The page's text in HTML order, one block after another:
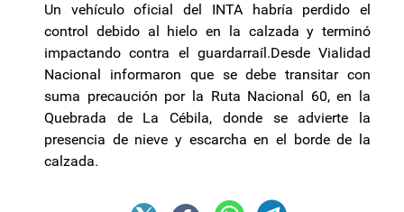
Un vehículo oficial del INTA habría perdido el
control debido al hielo en la calzada y terminó
impactando contra el guardarraíl.Desde Vialidad
Nacional informaron que se debe transitar con
suma precaución por la Ruta Nacional 60, en la
Quebrada de La Cébila, donde se advierte la
presencia de nieve y escarcha en el borde de la
calzada.